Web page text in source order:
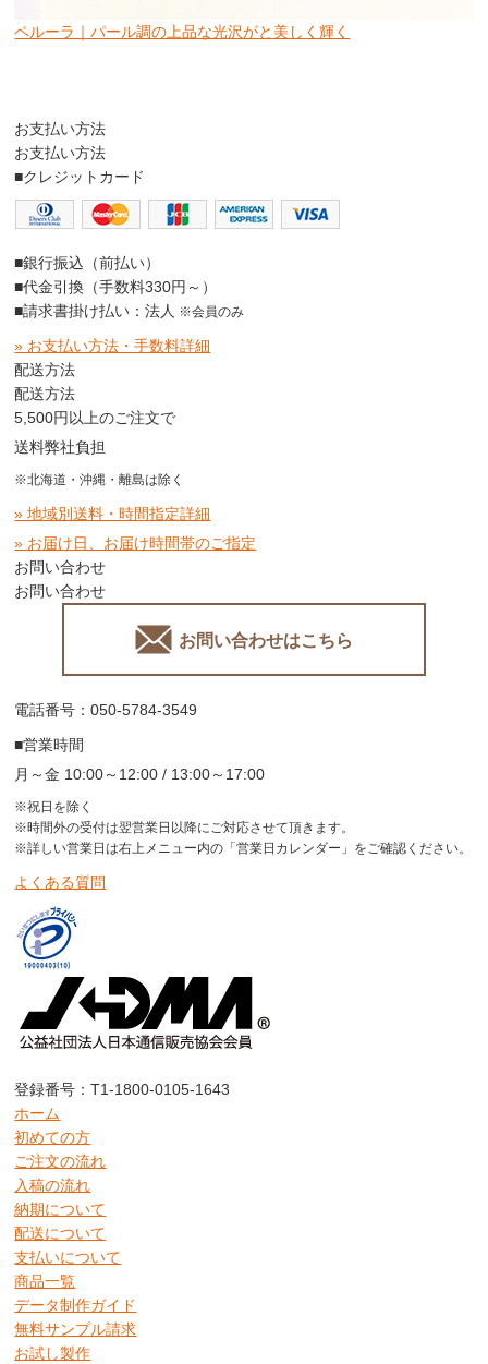
ペルーラ｜パール調の上品な光沢がと美しく輝く
お支払い方法
お支払い方法
■クレジットカード
■銀行振込（前払い）
■代金引換（手数料330円～）
■請求書掛け払い：法人 ※会員のみ
» お支払い方法・手数料詳細
配送方法
配送方法
5,500円以上のご注文で
送料弊社負担
※北海道・沖縄・離島は除く
» 地域別送料・時間指定詳細
» お届け日、お届け時間帯のご指定
お問い合わせ
お問い合わせ
お問い合わせはこちら
電話番号：050-5784-3549
■営業時間
月～金 10:00～12:00 / 13:00～17:00
※祝日を除く
※時間外の受付は翌営業日以降にご対応させて頂きます。
※詳しい営業日は右上メニュー内の「営業日カレンダー」をご確認ください。
よくある質問
登録番号：T1-1800-0105-1643
ホーム
初めての方
ご注文の流れ
入稿の流れ
納期について
配送について
支払いについて
商品一覧
データ制作ガイド
無料サンプル請求
お試し製作